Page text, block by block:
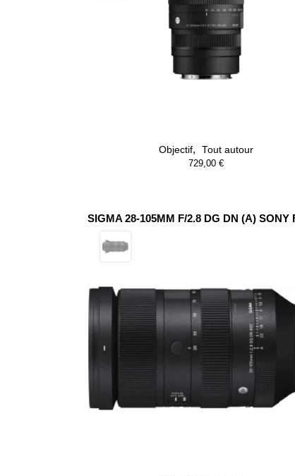
Objectif,
Tout autour
729,00 €
SIGMA 28-105MM F/2.8 DG DN (A) SONY